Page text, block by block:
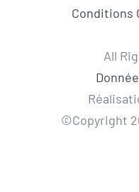
Conditions
All
©Copyright